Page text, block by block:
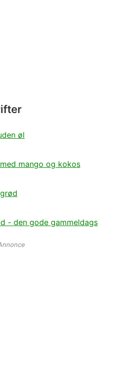
øl
mango og kokos
- den gode gammeldags